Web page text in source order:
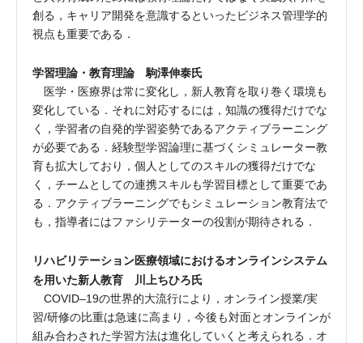
創る，キャリア開発を意識するといったビジネス管理学的
視点も重要である．
学習理論・教育理論 駒澤伸泰氏
医学・医療界は常に変化し，新人教育を取り巻く環境も
変化している．それに対応するには，知識の獲得だけでな
く，学習者の自発的学習姿勢であるアクティブラーニング
が必要である．経験型学習論理に基づくシミュレーター教
育も拡大しており，個人としてのスキルの獲得だけでな
く，チームとしての連携スキルも学習目標として重要であ
る．アクティブラーニングでもシミュレーション教育法で
も，指導者にはファシリテーターの役割が期待される．
リハビリテーション医療領域におけるオンラインシステム
を用いた新人教育 川上ちひろ氏
COVID‒19の世界的大流行により，オンライン授業/実
習/研修の比重は急速に高まり，今後も対面とオンラインが
組み合わされた学習方法は進化していくと考えられる．オ